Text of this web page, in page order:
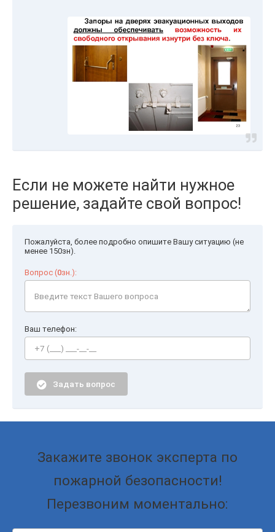
Если не можете найти нужное
решение, задайте свой вопрос!
Пожалуйста, более подробно опишите Вашу ситуацию (не
менее 150зн).
Вопрос (0зн.):
Ваш телефон:
Задать вопрос
Закажите звонок эксперта по
пожарной безопасности!
Перезвоним моментально: